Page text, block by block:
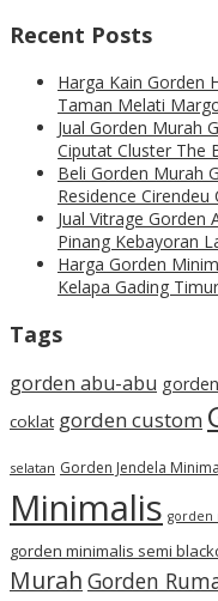
Recent Posts
Harga Kain Gorden
Taman Melati
Jual Gorden Murah
Ciputat Cluster The
Beli Gorden Murah
Residence
Jual Vitrage
Pinang Kebayoran
Harga Gorden
Kelapa Gading
Tags
gorden abu-abu
coklat gorden custom
selatan Gorden Jendela
Minimalis gorden
gorden minimalis semi
Murah Gorden